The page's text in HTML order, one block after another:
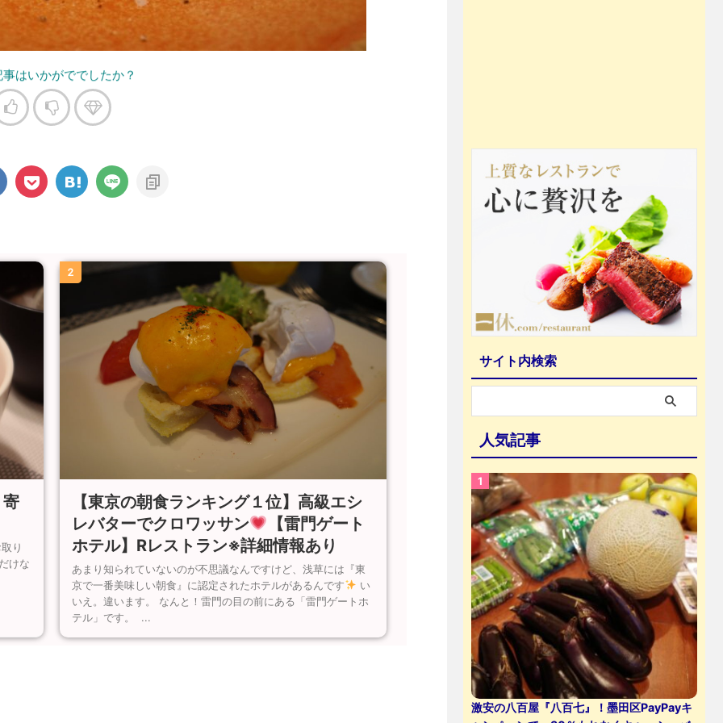
事はいかがででしたか？
り
けな
2
【東京の朝食ランキング１位】高級エシ
レバターでクロワッサン
【雷門ゲート
ホテル】Rレストラン※詳細情報あり
あまり知られていないのが不思議なんですけど、浅草には『東
京で一番美味しい朝食』に認定されたホテルがあるんです
い
いえ。違います。 なんと！雷門の目の前にある「雷門ゲートホ
テル」です。 ...
サイト内検索
人気記事
激安の八百屋『八百七』！墨田区PayPayキ